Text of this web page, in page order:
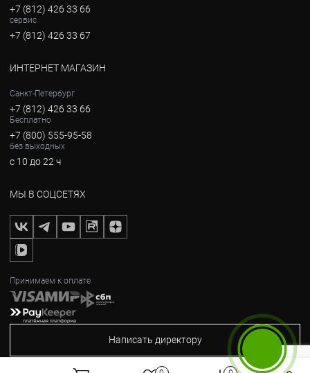
+7 (812) 426 33 66
сервис
+7 (812) 426 33 67
ИНТЕРНЕТ МАГАЗИН
Санкт-Петербург
+7 (812) 426 33 66
Бесплатно
+7 (800) 555-95-58
без выходных
с 10 до 22 ч
МЫ В СОЦСЕТЯХ
Принимаем к оплате
Написать директору